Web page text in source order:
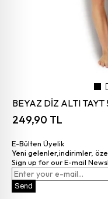
BEYAZ DİZ ALTI TAYT
249,90 TL
E-Bülten Üyelik
Yeni gelenler,indirimler,
Sign up for our E-mail
Send